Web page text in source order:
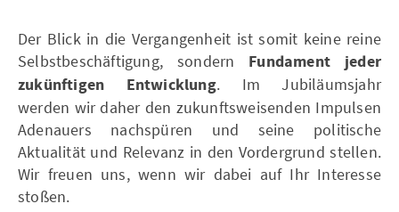
Der Blick in die Vergangenheit ist somit keine reine
Selbstbeschäftigung, sondern
Fundament jeder
zukünftigen Entwicklung. Im Jubiläumsjahr
werden wir daher den zukunftsweisenden Impulsen
Adenauers nachspüren und seine politische
Aktualität und Relevanz in den Vordergrund stellen.
Wir freuen uns, wenn wir dabei auf Ihr Interesse
stoßen.